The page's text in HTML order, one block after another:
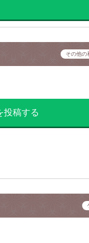
その他の
投稿する